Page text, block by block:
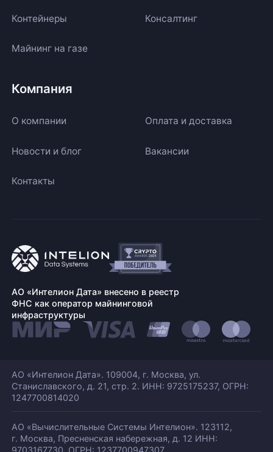
Контейнеры
Майнинг на газе
Консалтинг
Компания
О компании Оплата и доставка
Новости и блог Вакансии
Контакты
АО «Интелион Дата» внесено в реестр
ФНС как оператор майнинговой
инфраструктуры
АО «Интелион Дата». 109004, г. Москва, ул.
Станиславского, д. 21, стр. 2. ИНН: 9725175237, ОГРН:
1247700814020
АО «Вычислительные Системы Интелион». 123112,
г. Москва, Пресненская набережная, д. 12 ИНН:
9703167730, ОГРН: 1237700947307